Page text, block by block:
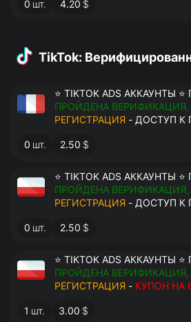
ЗАПОЛНЕН - ПЕРЕДАЧА В
0 шт. 4.20 $
TikTok:
⭐ TIKTOK ADS АККАУНТЫ
ПРОЙДЕНА
РЕГИСТРАЦИЯ - ДОСТУП К
ЗАПОЛНЕН - ПЕРЕДАЧА В
0 шт. 2.50 $
⭐ TIKTOK ADS АККАУНТЫ
ПРОЙДЕНА
РЕГИСТРАЦИЯ - ДОСТУП К
ЗАПОЛНЕН - ПЕРЕДАЧА В
0 шт. 2.50 $
⭐ TIKTOK ADS АККАУНТЫ
ПРОЙДЕНА
РЕГИСТРАЦИЯ - КУПОН НА
ДОСТУП К ПОЧТЕ - КУКИ -
ПЕРЕДАЧА В АНТИДЕТЕКТ
1 шт. 3.00 $